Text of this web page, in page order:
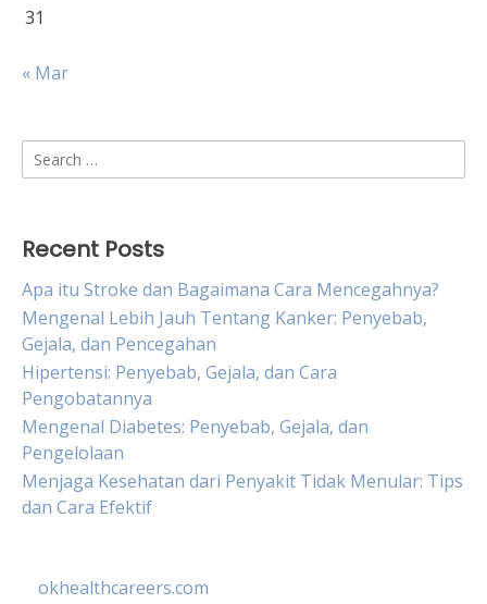
31
« Mar
Search
for:
Recent Posts
Apa itu Stroke dan Bagaimana Cara Mencegahnya?
Mengenal Lebih Jauh Tentang Kanker: Penyebab,
Gejala, dan Pencegahan
Hipertensi: Penyebab, Gejala, dan Cara
Pengobatannya
Mengenal Diabetes: Penyebab, Gejala, dan
Pengelolaan
Menjaga Kesehatan dari Penyakit Tidak Menular: Tips
dan Cara Efektif
okhealthcareers.com